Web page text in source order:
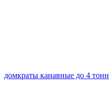
домкраты канавные до 4 тонн